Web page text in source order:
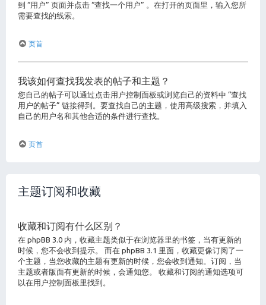
到 “用户” 页面并点击 “查找一个用户” 。在打开的页面里，输入您所
需要查找的线索。
页首
我该如何查找我发表的帖子和主题？
您自己的帖子可以通过点击用户控制面板或浏览自己的资料中 “查找
用户的帖子” 链接得到。要查找自己的主题，使用高级搜索，并填入
自己的用户名和其他合适的条件进行查找。
页首
主题订阅和收藏
收藏和订阅有什么区别？
在 phpBB 3.0 内，收藏主题类似于在浏览器里的书签，当有更新的
时候，您不会收到提示。 而在 phpBB 3.1 里面，收藏更像订阅了一
个主题，当您收藏的主题有更新的时候，您会收到通知。订阅，当
主题或者版面有更新的时候，会通知您。 收藏和订阅的通知选项可
以在用户控制面板里找到。